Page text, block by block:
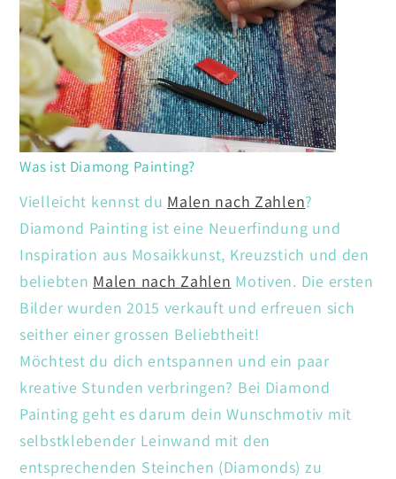
Was ist Diamong Painting?
Vielleicht kennst du Malen nach Zahlen?
Diamond Painting ist eine Neuerfindung und
Inspiration aus Mosaikkunst, Kreuzstich und den
beliebten Malen nach Zahlen Motiven. Die ersten
Bilder wurden 2015 verkauft und erfreuen sich
seither einer grossen Beliebtheit!
Möchtest du dich entspannen und ein paar
kreative Stunden verbringen? Bei Diamond
Painting geht es darum dein Wunschmotiv mit
selbstklebender Leinwand mit den
entsprechenden Steinchen (Diamonds) zu